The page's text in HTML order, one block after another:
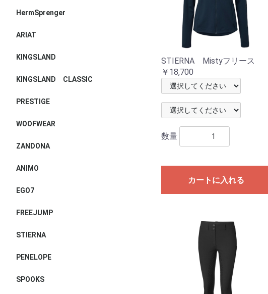
HermSprenger
ARIAT
KINGSLAND
KINGSLAND CLASSIC
PRESTIGE
WOOFWEAR
ZANDONA
ANIMO
EGO7
FREEJUMP
STIERNA
PENELOPE
SPOOKS
STIERNA Mistyフリース
￥18,700
数量
カートに入れる